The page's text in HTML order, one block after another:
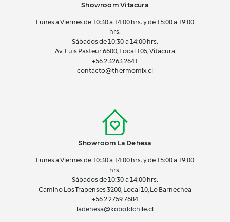
Showroom Vitacura
Lunes a Viernes de 10:30 a 14:00 hrs. y de 15:00 a 19:00
hrs.
Sábados de 10:30 a 14:00 hrs.
Av. Luis Pasteur 6600, Local 105, Vitacura
+56 2 3263 2641
contacto@thermomix.cl
Showroom La Dehesa
Lunes a Viernes de 10:30 a 14:00 hrs. y de 15:00 a 19:00
hrs.
Sábados de 10:30 a 14:00 hrs.
Camino Los Trapenses 3200, Local 10, Lo Barnechea
+56 22759 7684
ladehesa@koboldchile.cl